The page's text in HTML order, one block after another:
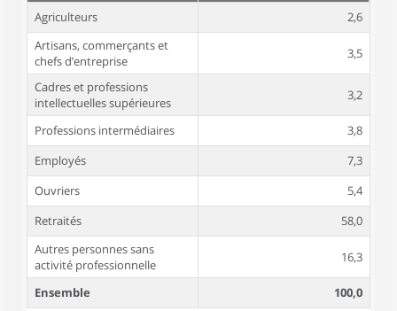
Agriculteurs
2,6
Artisans, commerçants et
chefs d’entreprise
3,5
Cadres et professions
intellectuelles supérieures
3,2
Professions intermédiaires
3,8
Employés
7,3
Ouvriers
5,4
Retraités
58,0
Autres personnes sans
activité professionnelle
16,3
Ensemble
100,0